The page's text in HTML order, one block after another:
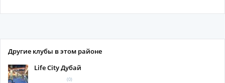
Другие клубы в этом районе
Life City Дубай
(0)